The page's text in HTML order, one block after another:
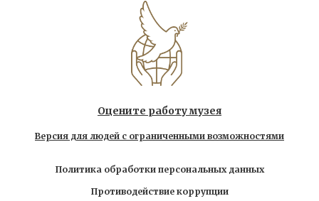
Оцените работу музея
Версия для людей с ограниченными возможностями
Политика обработки персональных данных
Противодействие коррупции